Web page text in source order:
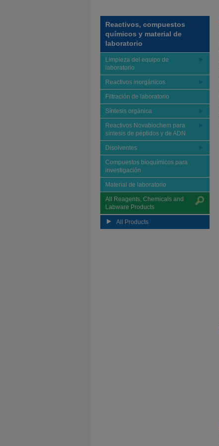
Reactivos, compuestos
químicos y material de
laboratorio
Limpieza del equipo de
laboratorio
Reactivos inorgánicos
Filtración de laboratorio
Síntesis orgánica
Reactivos Novabiochem para
síntesis de péptidos y de ADN
Disolventes
Compuestos bioquímicos para
investigación
Material de laboratorio
All Reagents, Chemicals and
Labware Products
All Products